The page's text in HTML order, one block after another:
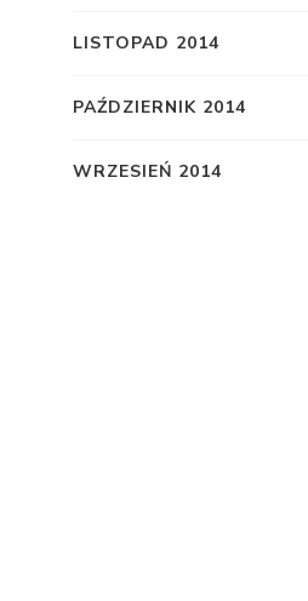
LISTOPAD 2014
PAŹDZIERNIK 2014
WRZESIEŃ 2014